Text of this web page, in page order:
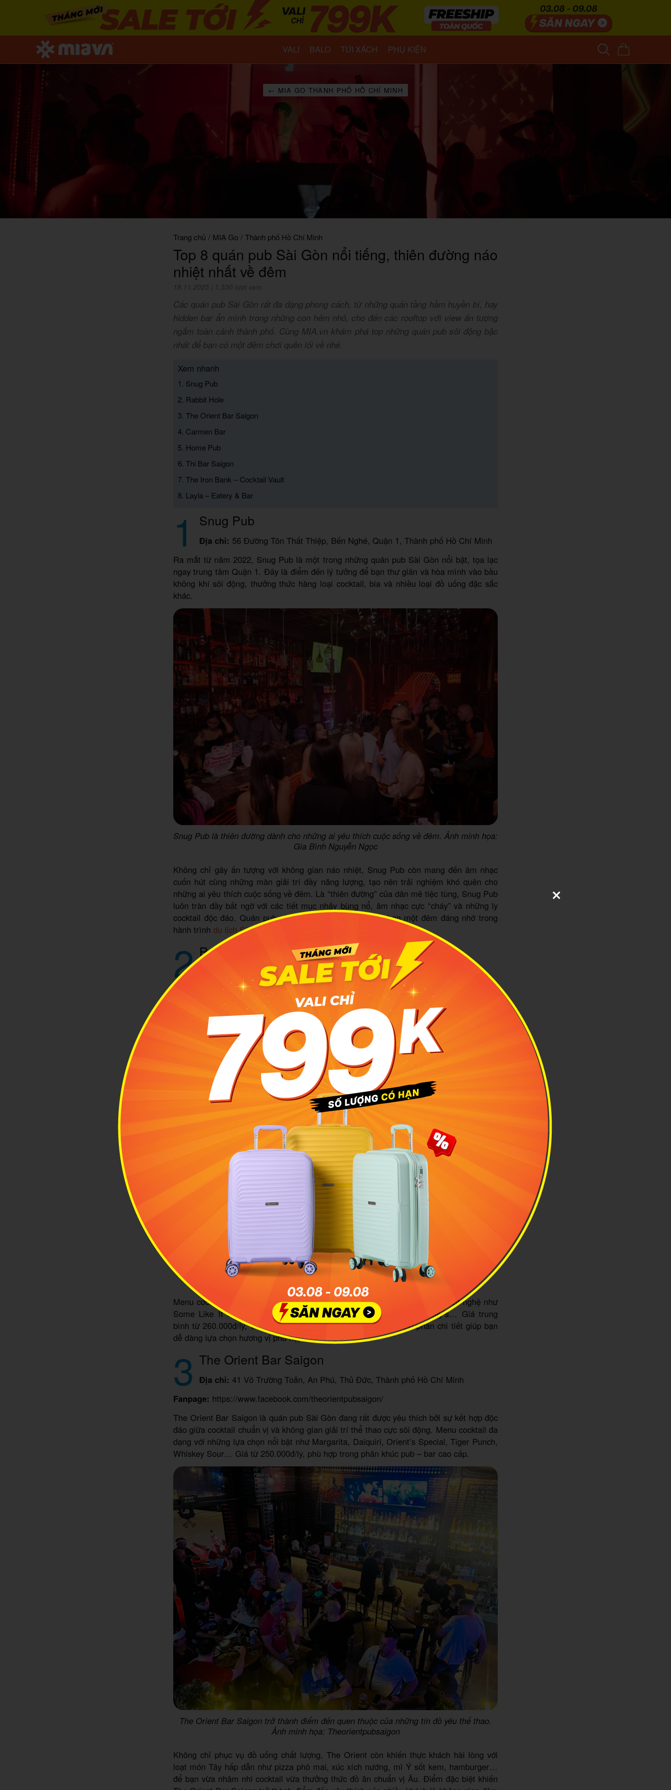
VALI BALO TÚI XÁCH PHỤ KIỆN
← MIA GO THÀNH PHỐ HỒ CHÍ MINH
Trang chủ / MIA Go / Thành phố Hồ Chí Minh
Top 8 quán pub Sài Gòn nổi tiếng, thiên đường náo
nhiệt nhất về đêm
18.11.2025 1,330 lượt xem
Các quán pub Sài Gòn rất đa dạng phong cách, từ những quán tầng hầm huyền bí, hay
hidden bar ẩn mình trong những con hẻm nhỏ, cho đến các rooftop với view ấn tượng
ngắm toàn cảnh thành phố. Cùng MIA.vn khám phá top những quán pub sôi động bậc
nhất để bạn có một đêm chơi quên lối về nhé.
Xem nhanh
1. Snug Pub
2. Rabbit Hole
3. The Orient Bar Saigon
4. Carmen Bar
5. Home Pub
6. Thi Bar Saigon
7. The Iron Bank – Cocktail Vault
8. Layla – Eatery & Bar
1 Snug Pub
Địa chỉ: 56 Đường Tôn Thất Thiệp, Bến Nghé, Quận 1, Thành phố Hồ Chí Minh
Ra mắt từ năm 2022, Snug Pub là một trong những quán pub Sài Gòn nổi bật, tọa lạc
ngay trung tâm Quận 1. Đây là điểm đến lý tưởng để bạn thư giãn và hòa mình vào bầu
không khí sôi động, thưởng thức hàng loại cocktail, bia và nhiều loại đồ uống đặc sắc
khác.
Snug Pub là thiên đường dành cho những ai yêu thích cuộc sống về đêm. Ảnh minh họa:
Gia Bình Nguyễn Ngọc
Không chỉ gây ấn tượng với không gian náo nhiệt, Snug Pub còn mang đến âm nhạc
cuốn hút cùng những màn giải trí đầy năng lượng, tạo nên trải nghiệm khó quên cho
những ai yêu thích cuộc sống về đêm. Là “thiên đường” của dân mê tiệc tùng, Snug Pub
luôn tràn đầy bất ngờ với các tiết mục nhảy bùng nổ, âm nhạc cực “cháy” và những ly
cocktail độc đáo. Quán pub này hứa hẹn mang đến cho bạn một đêm đáng nhớ trong
hành trình du lịch Sài Gòn
2 Rabbit Hole
138 Nam Kỳ Khởi Nghĩa, Bến Nghé, Quận 1, Thành phố Hồ Chí Minh
https://www.facebook.com/RabbitHoleIrishSportsBarSaigonBinhThanh/
Rabbit Hole là một quán pub Sài Gòn theo phong cách hidden bar, nằm kín đáo dưới
tầng hầm của một tòa nhà, đúng nghĩa “rẽ vào là lạc lối”. Không gian trầm ấm, bí ẩn và
cực kỳ riêng tư khiến nơi đây trở thành điểm đến yêu thích của những ai thích thưởng
thức cocktail theo cách tinh tế hơn.
Rabbit Hole là quán pub quen thuộc của nhiều khách nước ngoài. Ảnh minh họa:
RabbitHoleIrishSportsBarSaigonBinhThanh
Menu cocktail của Rabbit Hole được đánh giá cao với những cái tên đầy chất nghệ như
Some Like It Hot, Norwegian Wood, 5-Dollar-Milkshake, Mary Shelley’s… Giá trung
bình từ 260.000đ/ly, và đặc biệt mỗi món đều được ghi rõ thành phần chi tiết giúp bạn
dễ dàng lựa chọn hương vị phù hợp.
3 The Orient Bar Saigon
Địa chỉ: 41 Võ Trường Toản, An Phú, Thủ Đức, Thành phố Hồ Chí Minh
Fanpage: https://www.facebook.com/theorientpubsaigon/
The Orient Bar Saigon là quán pub Sài Gòn đang rất được yêu thích bởi sự kết hợp độc
đáo giữa cocktail chuẩn vị và không gian giải trí thể thao cực sôi động. Menu cocktail đa
dạng với những lựa chọn nổi bật như Margarita, Daiquiri, Orient’s Special, Tiger Punch,
Whiskey Sour… Giá từ 250.000đ/ly, phù hợp trong phân khúc pub – bar cao cấp.
The Orient Bar Saigon trở thành điểm đến quen thuộc của những tín đồ yêu thể thao.
Ảnh minh họa: Theorientpubsaigon
Không chỉ phục vụ đồ uống chất lượng, The Orient còn khiến thực khách hài lòng với
loạt món Tây hấp dẫn như pizza phô mai, xúc xích nướng, mì Ý sốt kem, hamburger…
để bạn vừa nhâm nhi cocktail vừa thưởng thức đồ ăn chuẩn vị Âu. Điểm đặc biệt khiến